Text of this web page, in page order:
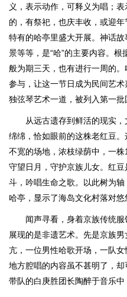
义，表示动作，可释义为唱；
的，有祭祀，也庆丰收，或迎
特有的哈亭里盛大开展。神话
景等等，是“哈”的主要内容。
般为期三天，也有进行一周的。
参与，让这一节日成为民间艺
独弦琴艺术一道，被列入第一批
从远古遗存到鲜活的现实
绵绵，恰如眼前的这株老红豆
不宽的场地，浓枝绿荫中，一
守望日月，守护京族儿女。红
斗，吟唱生命之歌。以此树为轴
哈亭，显示了海岛文化村落对悠
闻声寻看，身着京族传统
展现的是非遗艺术。先是京族
亢，一位男性哈歌开场，一队
地方腔唱的内容虽不甚明了，
带队的白庚胜团长陶醉于音乐中